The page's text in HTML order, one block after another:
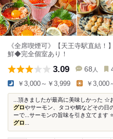
《全席喫煙可》【天王寺駅直結
鮮◆完全個室あり！
3.09 68 人
￥3,000～￥3,999 ￥3,000
...頂きましたが最高に美味しかった ☆
グロやサーモン、タコや鯛などその日
ーで...サーモンの旨味を引き立てます
グロ